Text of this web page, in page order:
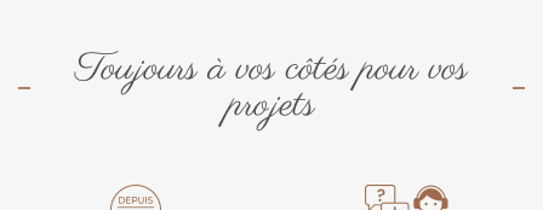
Toujours à vos côtés pour vos
projets